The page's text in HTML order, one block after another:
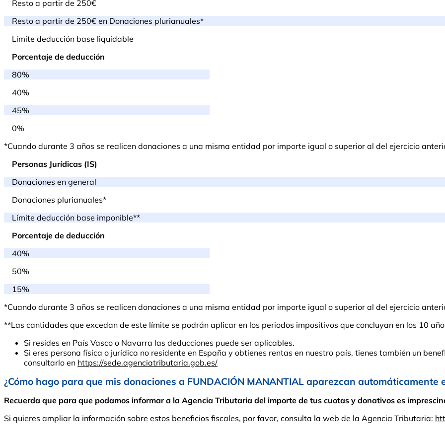
Resto a partir de 250€
Resto a partir de 250€ en Donaciones plurianuales*
Límite deducción base liquidable
Porcentaje de deducción
80%
40%
45%
0%
*Cuando durante 3 años se realicen donaciones a una misma entidad por importe igual o superior al del ejercicio
Personas Jurídicas (IS)
Donaciones en general
Donaciones plurianuales*
Límite deducción base imponible**
Porcentaje de deducción
40%
50%
15%
*Cuando durante 3 años se realicen donaciones a una misma entidad por importe igual o superior al del ejercicio
**Las cantidades que excedan de este límite se podrán aplicar en los periodos impositivos que concluyan en los 10
Si resides en País Vasco o Navarra las deducciones puede ser aplicables.
Si eres persona física o jurídica no residente en España y obtienes rentas en nuestro país, tienes también un
consultarlo en https://sede.agenciatributaria.gob.es/
¿Cómo hago para que mis donaciones a FUNDACIÓN MANANTIAL aparezcan automáticamente
Recuerda que para que podamos informar a la Agencia Tributaria del importe de tus cuotas y donativos es
Si quieres ampliar la información sobre estos beneficios fiscales, por favor, consulta la web de la Agencia Tributaria: